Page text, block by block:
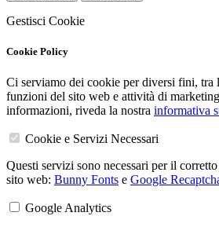
Gestisci Cookie
Cookie Policy
Ci serviamo dei cookie per diversi fini, tra
funzioni del sito web e attività di
informazioni, riveda la nostra informativa
Cookie e Servizi Necessari
Questi servizi sono necessari per il
sito web: Bunny Fonts e Google
Google Analytics